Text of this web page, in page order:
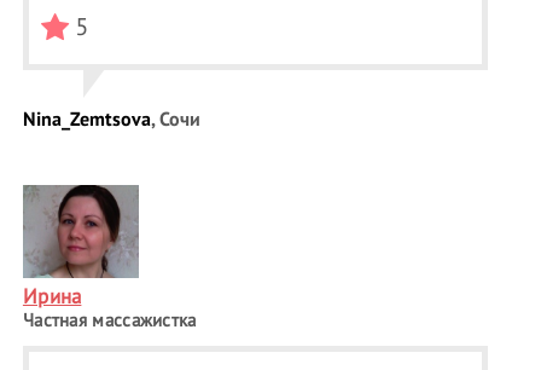
сделала мне чудесный чай. Я чувствовала себя
5
Nina_Zemtsova, Сочи
Ирина
Частная массажистка